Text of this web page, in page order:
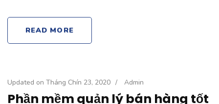
READ MORE
Updated on Tháng Chín 23, 2020 / Admin
Phần mềm quản lý bán hàng tốt